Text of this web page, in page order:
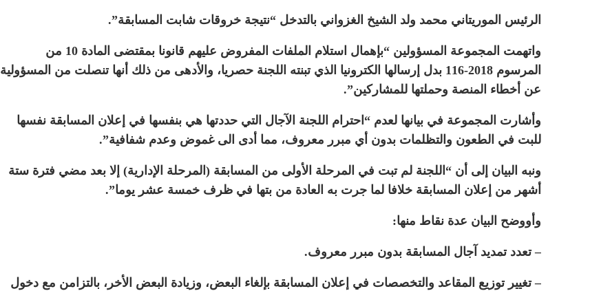
الرئيس الموريتاني محمد ولد الشيخ الغزواني بالتدخل “نتيجة خروقات شابت المسابقة”.
واتهمت المجموعة المسؤولين “بإهمال استلام الملفات المفروض عليهم قانونا بمقتضى المادة 10 من
المرسوم 2018-116 بدل إرسالها الكترونيا الذي تبنته اللجنة حصريا، والأدهى من ذلك أنها تنصلت من المسؤولية
عن أخطاء المنصة وحملتها للمشاركين”.
وأشارت المجموعة في بيانها لعدم “احترام اللجنة الآجال التي حددتها هي بنفسها في إعلان المسابقة نفسها
للبت في الطعون والتظلمات بدون أي مبرر معروف، مما أدى الى غموض وعدم شفافية”.
ونبه البيان إلى أن “اللجنة لم تبت في المرحلة الأولى من المسابقة (المرحلة الإدارية) إلا بعد مضي فترة ستة
أشهر من إعلان المسابقة خلافا لما جرت به العادة من بتها في ظرف خمسة عشر يوما”.
وأووضح البيان عدة نقاط منها:
– تعدد تمديد آجال المسابقة بدون مبرر معروف.
– تغيير توزيع المقاعد والتخصصات في إعلان المسابقة بإلغاء البعض، وزيادة البعض الأخر، بالتزامن مع دخول